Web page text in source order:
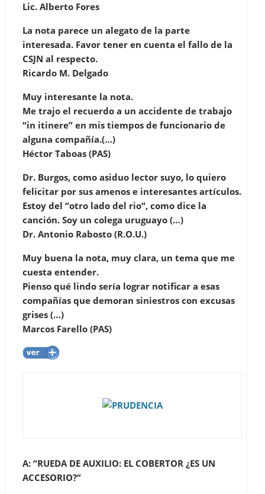
Lic. Alberto Fores
La nota parece un alegato de la parte
interesada. Favor tener en cuenta el fallo de la
CSJN al respecto.
Ricardo M. Delgado
Muy interesante la nota.
Me trajo el recuerdo a un accidente de trabajo
“in itinere” en mis tiempos de funcionario de
alguna compañía.(…)
Héctor Taboas (PAS)
Dr. Burgos, como asiduo lector suyo, lo quiero
felicitar por sus amenos e interesantes artículos.
Estoy del “otro lado del rio“, como dice la
canción. Soy un colega uruguayo (…)
Dr. Antonio Rabosto (R.O.U.)
Muy buena la nota, muy clara, un tema que me
cuesta entender.
Pienso qué lindo sería lograr notificar a esas
compañías que demoran siniestros con excusas
grises (…)
Marcos Farello (PAS)
A: “RUEDA DE AUXILIO: EL COBERTOR ¿ES UN
ACCESORIO?”